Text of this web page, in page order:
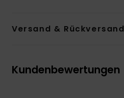
Versand & Rückversand
Kundenbewertungen